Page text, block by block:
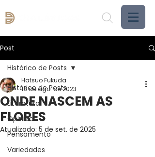
Post
Histórico de Posts
Literatura
Opinião
Pensamento
Variedades
Histórico de Posts
ONDE NASCEM AS
FLORES
Hatsuo Fukuda
18 de ago. de 2023
Atualizado: 5 de set. de 2025